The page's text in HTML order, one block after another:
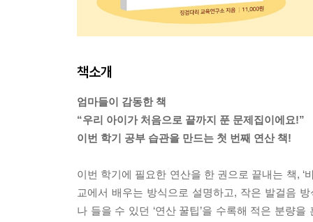
책소개
엄마들이 감동한 책
“우리 아이가 처음으로 끝까지 푼 문제집이에요!”
이번 학기 공부 습관을 만드는 첫 번째 연산 책!
이번 학기에 필요한 연산을 한 권으로 끝내는 책, ‘
교에서 배우는 방식으로 설명하고, 작은 발걸음
나 들을 수 있던 ‘연산 꿀팁’을 수록해 적은 분량